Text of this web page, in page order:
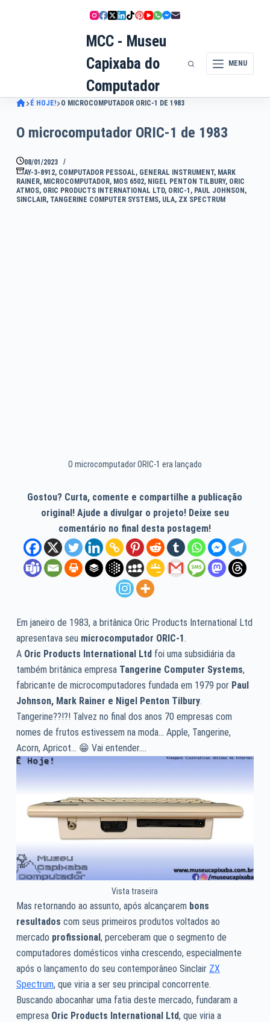
MCC - Museu
Capixaba do
Computador
MENU
É HOJE! O MICROCOMPUTADOR ORIC-1 DE 1983
O microcomputador ORIC-1 de 1983
08/01/2023
AY-3-8912, COMPUTADOR PESSOAL, GENERAL INSTRUMENT, MARK
RAINER, MICROCOMPUTADOR, MOS 6502, NIGEL PENTON TILBURY, ORIC
ATMOS, ORIC PRODUCTS INTERNATIONAL LTD, ORIC-1 , PAUL JOHNSON ,
SINCLAIR, TANGERINE COMPUTER SYSTEMS, ULA, ZX SPECTRUM
O microcomputador ORIC-1 era lançado
Gostou? Curta, comente e compartilhe a publicação
original! Ajude a divulgar o projeto! Deixe seu
comentário no final desta postagem!
Em janeiro de 1983, a britânica Oric Products International Ltd
apresentava seu microcomputador ORIC-1.
A Oric Products International Ltdfoi uma subsidiária da
também britânica empresa Tangerine Computer Systems,
fabricante de microcomputadores fundada em 1979 por Paul
Johnson, Mark Rainer e Nigel Penton Tilbury.
Tangerine??!?! Talvez no final dos anos 70 empresas com
nomes de frutos estivessem na moda… Apple, Tangerine,
Acorn, Apricot… 😁 Vai entender….
Vista traseira
Mas retornando ao assunto, após alcançarem bons
resultados com seus primeiros produtos voltados ao
mercado profissional, perceberam que o segmento de
computadores domésticos vinha crescendo, especialmente
após o lançamento do seu contemporâneo Sinclair ZX
Spectrum, que viria a ser seu principal concorrente.
Buscando abocanhar uma fatia deste mercado, fundaram a
empresa Oric Products International Ltd, que viria a